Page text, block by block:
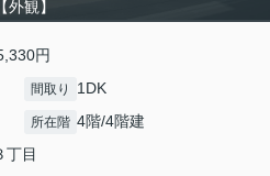
【外観】
円
間取り 1DK
所在階 4階/4階建
丁目